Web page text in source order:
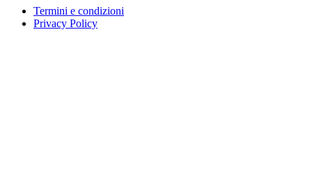
Termini e condizioni
Privacy Policy